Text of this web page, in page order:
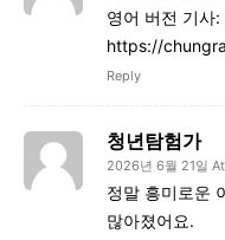
영어 버전 기사:
https://
Reply
청년탐험가
2026년 6월 21일
정말 흥미로운
많아졌어요.